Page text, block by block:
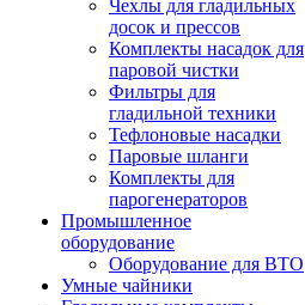
Чехлы для гладильных
досок и прессов
Комплекты насадок для
паровой чистки
Фильтры для
гладильной техники
Тефлоновые насадки
Паровые шланги
Комплекты для
парогенераторов
Промышленное
оборудование
Оборудование для ВТО
Умные чайники